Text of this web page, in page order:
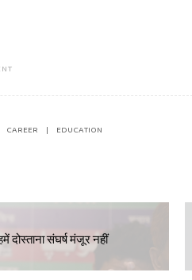
CAREER EDUCATION
दोस्ताना संघर्ष मंजूर नहीं